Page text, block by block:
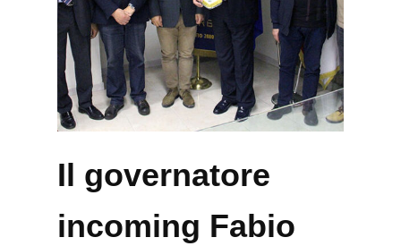
Il governatore
incoming Fabio